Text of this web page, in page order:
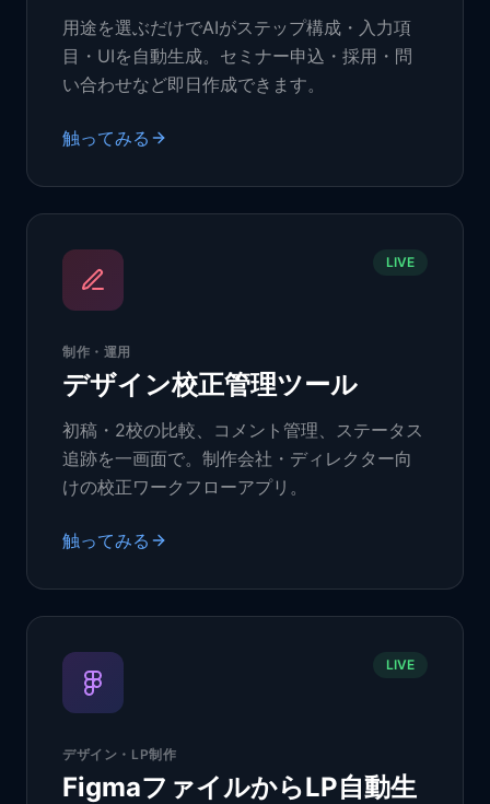
用途を選ぶだけでAIがステップ構成・入力項
目・UIを自動生成。セミナー申込・採用・問
い合わせなど即日作成できます。
触ってみる
LIVE
制作・運用
デザイン校正管理ツール
初稿・2校の比較、コメント管理、ステータス
追跡を一画面で。制作会社・ディレクター向
けの校正ワークフローアプリ。
触ってみる
LIVE
デザイン・LP制作
FigmaファイルからLP自動生